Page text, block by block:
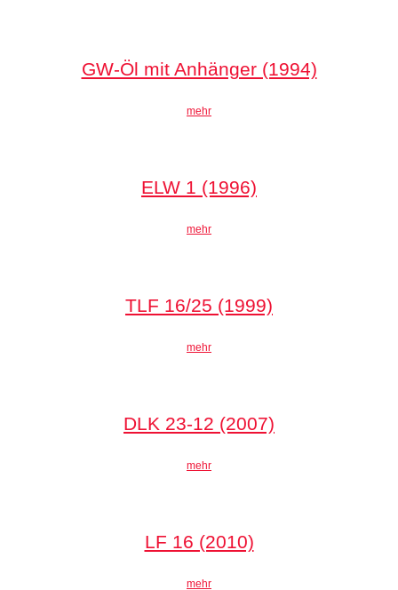
GW-Öl mit Anhänger (1994)
mehr
ELW 1 (1996)
mehr
TLF 16/25 (1999)
mehr
DLK 23-12 (2007)
mehr
LF 16 (2010)
mehr